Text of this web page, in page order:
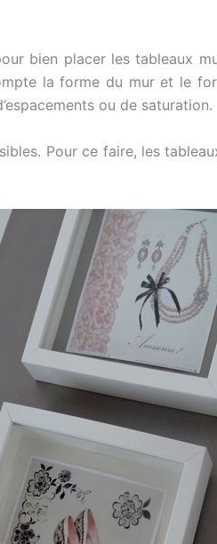
bien placer les tableaux
la forme du mur et le
ou de saturation.
Pour ce faire, les